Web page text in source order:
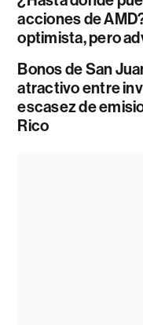
acciones de
optimista, pero
Bonos de San
atractivo entre
escasez de
Rico